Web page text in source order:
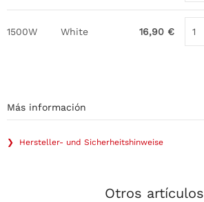
1500W White 16,90 €
Más información
❯ Hersteller- und Sicherheitshinweise
Otros artículos